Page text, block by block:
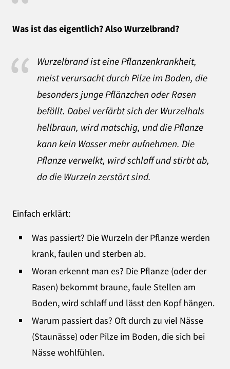
Was ist das eigentlich? Also Wurzelbrand?
Wurzelbrand ist eine Pflanzenkrankheit,
meist verursacht durch Pilze im Boden, die
besonders junge Pflänzchen oder Rasen
befällt. Dabei verfärbt sich der Wurzelhals
hellbraun, wird matschig, und die Pflanze
kann kein Wasser mehr aufnehmen. Die
Pflanze verwelkt, wird schlaff und stirbt ab,
da die Wurzeln zerstört sind.
Einfach erklärt:
Was passiert? Die Wurzeln der Pflanze werden
krank, faulen und sterben ab.
Woran erkennt man es? Die Pflanze (oder der
Rasen) bekommt braune, faule Stellen am
Boden, wird schlaff und lässt den Kopf hängen.
Warum passiert das? Oft durch zu viel Nässe
(Staunässe) oder Pilze im Boden, die sich bei
Nässe wohlfühlen.